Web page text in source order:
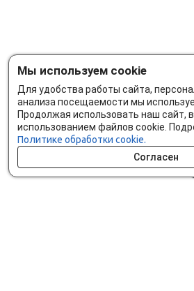
Мы используем cookie
Для удобства работы сайта,
анализа посещаемости мы
Продолжая использовать наш сайт,
использованием файлов cookie.
Политике обработки cookie.
Согласен